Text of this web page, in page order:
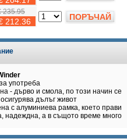
235.95
212.36 ПОРЪЧАЙ
употреба
- дърво и смола, по този начин се
дълъг живот
с алуминиева рамка, което прави
надеждна, а в същото време много